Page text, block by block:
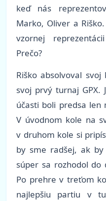
keď nás
Marko, Oliver a
vzornej
Prečo?
Riško absolvoval
svoj prvý turnaj GPX.
účasti boli predsa len
V úvodnom kole na
v druhom kole si
by sme radšej, ak
súper sa rozhodol do
Po prehre v treťom
najlepšiu partiu v